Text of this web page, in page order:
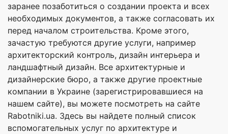
заранее позаботиться о создании проекта и всех
необходимых документов, а также согласовать их
перед началом строительства. Кроме этого,
зачастую требуются другие услуги, например
архитекторский контроль, дизайн интерьера и
ландшафтный дизайн. Все архитектурные и
дизайнерские бюро, а также другие проектные
компании в Украине (зарегистрировавшиеся на
нашем сайте), вы можете посмотреть на сайте
Rabotniki.ua. Здесь вы найдете полный список
вспомогательных услуг по архитектуре и